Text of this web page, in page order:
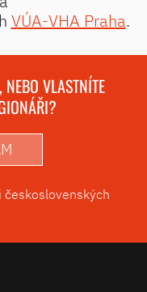
VÚA-VHA Praha.
NEBO VLASTNÍTE
československých